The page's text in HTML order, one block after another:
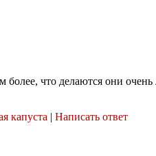
что делаются они очень
капуста | Написать ответ